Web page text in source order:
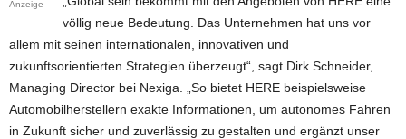
Anzeige
völlig neue Bedeutung. Das Unternehmen hat uns vor
allem mit seinen internationalen, innovativen und
zukunftsorientierten Strategien überzeugt“, sagt Dirk Schneider,
Managing Director bei Nexiga. „So bietet HERE beispielsweise
Automobilherstellern exakte Informationen, um autonomes Fahren
in Zukunft sicher und zuverlässig zu gestalten und ergänzt unser